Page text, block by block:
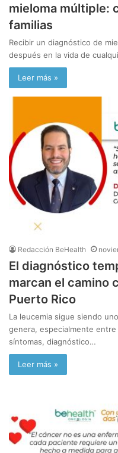
mieloma múltiple:
familias
Recibir un diagnóstico de
después en la vida de
Leer más »
Redacción BeHealth
El diagnóstico
marcan el camino
Puerto Rico
La leucemia sigue siendo
genera, especialmente
síntomas, diagnóstico…
Leer más »